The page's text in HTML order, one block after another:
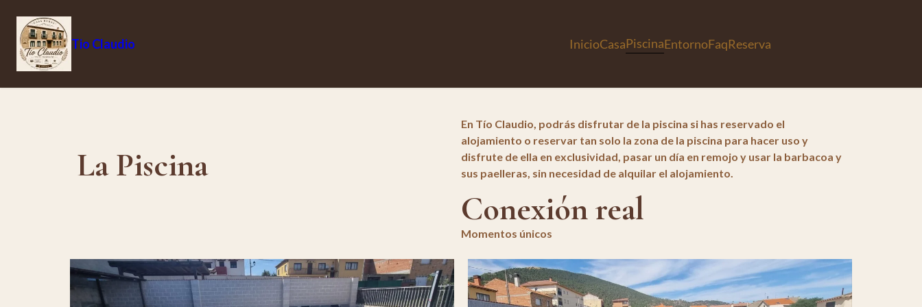
Tio Claudio InicioCasaPiscinaEntornoFaqReserva
La Piscina
En Tío Claudio, podrás disfrutar de la piscina si has reservado el
alojamiento o reservar tan solo la zona de la piscina para hacer uso y
disfrute de ella en exclusividad, pasar un día en remojo y usar la barbacoa y
sus paelleras, sin necesidad de alquilar el alojamiento.
Conexión real
Momentos únicos